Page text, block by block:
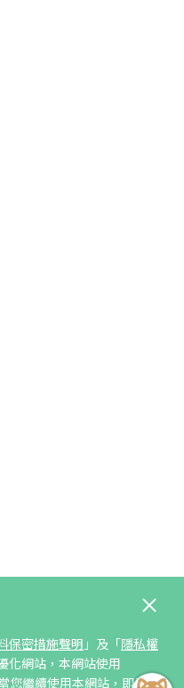
保密措施聲明 」及「隱私權
化網站，本網站使用
您繼續使用本網站，即表示